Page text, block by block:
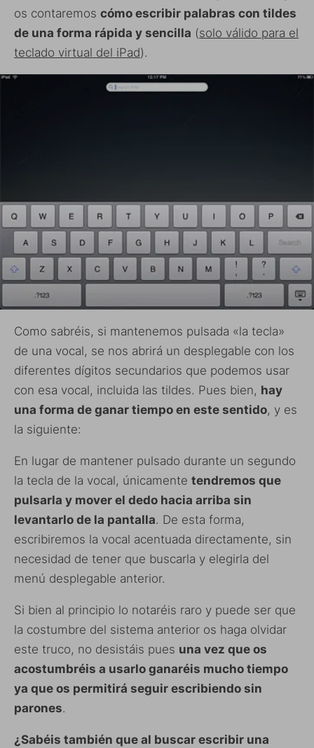
os contaremos cómo escribir palabras con tildes
de una forma rápida y sencilla (solo válido para el
teclado virtual del iPad).
Como sabréis, si mantenemos pulsada «la tecla»
de una vocal, se nos abrirá un desplegable con los
diferentes dígitos secundarios que podemos usar
con esa vocal, incluida las tildes. Pues bien, hay
una forma de ganar tiempo en este sentido, y es
la siguiente:
En lugar de mantener pulsado durante un segundo
la tecla de la vocal, únicamente tendremos que
pulsarla y mover el dedo hacia arriba sin
levantarlo de la pantalla. De esta forma,
escribiremos la vocal acentuada directamente, sin
necesidad de tener que buscarla y elegirla del
menú desplegable anterior.
Si bien al principio lo notaréis raro y puede ser que
la costumbre del sistema anterior os haga olvidar
este truco, no desistáis pues una vez que os
acostumbréis a usarlo ganaréis mucho tiempo
ya que os permitirá seguir escribiendo sin
parones.
¿Sabéis también que al buscar escribir una